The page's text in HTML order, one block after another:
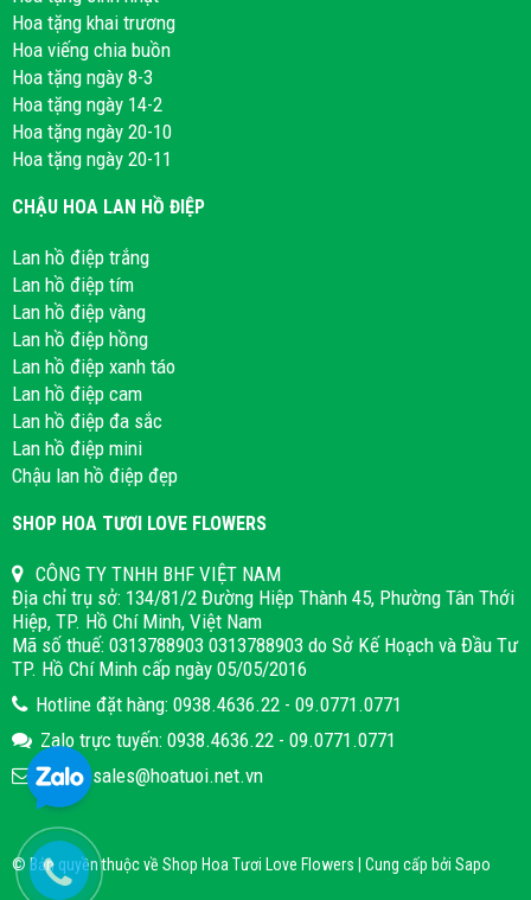
Hoa tặng khai trương
Hoa viếng chia buồn
Hoa tặng ngày 8-3
Hoa tặng ngày 14-2
Hoa tặng ngày 20-10
Hoa tặng ngày 20-11
CHẬU HOA LAN HỒ ĐIỆP
Lan hồ điệp trắng
Lan hồ điệp tím
Lan hồ điệp vàng
Lan hồ điệp hồng
Lan hồ điệp xanh táo
Lan hồ điệp cam
Lan hồ điệp đa sắc
Lan hồ điệp mini
Chậu lan hồ điệp đẹp
SHOP HOA TƯƠI LOVE FLOWERS
CÔNG TY TNHH BHF VIỆT NAM
Địa chỉ trụ sở: 134/81/2 Đường Hiệp Thành 45, Phường Tân Thới
Hiệp, TP. Hồ Chí Minh, Việt Nam
Mã số thuế: 0313788903 0313788903 do Sở Kế Hoạch và Đầu Tư
TP. Hồ Chí Minh cấp ngày 05/05/2016
Hotline đặt hàng: 0938.4636.22 - 09.0771.0771
Zalo trực tuyến: 0938.4636.22 - 09.0771.0771
Email: sales@hoatuoi.net.vn
© Bản quyền thuộc về Shop Hoa Tươi Love Flowers | Cung cấp bởi Sapo